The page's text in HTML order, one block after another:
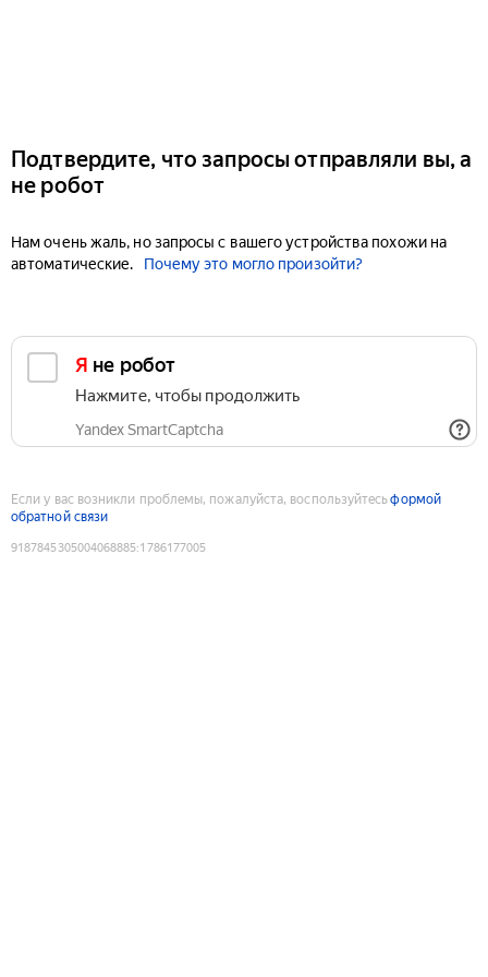
Подтвердите, что запросы отправляли вы, а
не робот
Нам очень жаль, но запросы с вашего устройства похожи на
автоматические.
Почему это могло произойти?
Я не робот
Нажмите, чтобы продолжить
Yandex SmartCaptcha
Если у вас возникли проблемы, пожалуйста, воспользуйтесьформой
обратной связи
9187845305004068885:1786177005